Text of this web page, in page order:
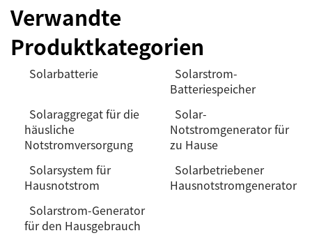
Verwandte
Produktkategorien
Solarbatterie
Solarstrom-
Batteriespeicher
Solaraggregat für die
häusliche
Notstromversorgung
Solar-
Notstromgenerator für
zu Hause
Solarsystem für
Hausnotstrom
Solarbetriebener
Hausnotstromgenerator
Solarstrom-Generator
für den Hausgebrauch